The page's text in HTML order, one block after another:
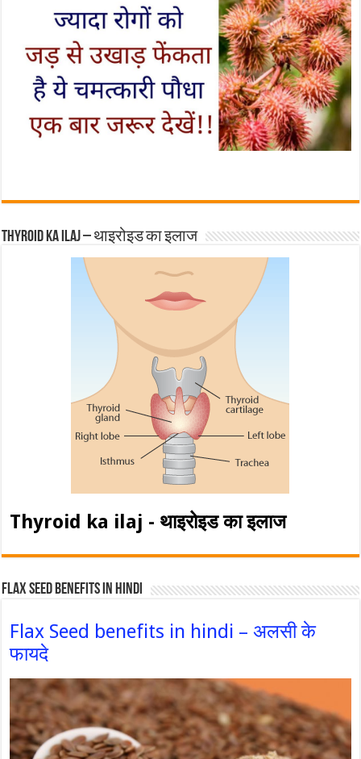
Thyroid ka ilaj – थाइरोइड का इलाज
Thyroid ka ilaj - थाइरोइड का इलाज
Flax Seed Benefits in hindi
Flax Seed benefits in hindi – अलसी के
फायदे